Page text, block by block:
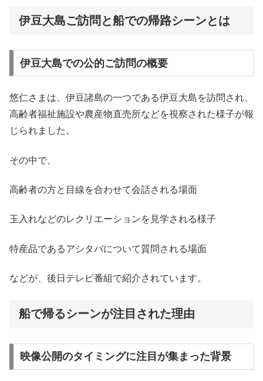
伊豆大島ご訪問と船での帰路シーンとは
伊豆大島での公的ご訪問の概要
悠仁さまは、伊豆諸島の一つである伊豆大島を訪問され、
高齢者福祉施設や農産物直売所などを視察された様子が報
じられました。
その中で、
高齢者の方と目線を合わせて会話される場面
玉入れなどのレクリエーションを見学される様子
特産品であるアシタバについて質問される場面
などが、後日テレビ番組で紹介されています。
船で帰るシーンが注目された理由
映像公開のタイミングに注目が集まった背景